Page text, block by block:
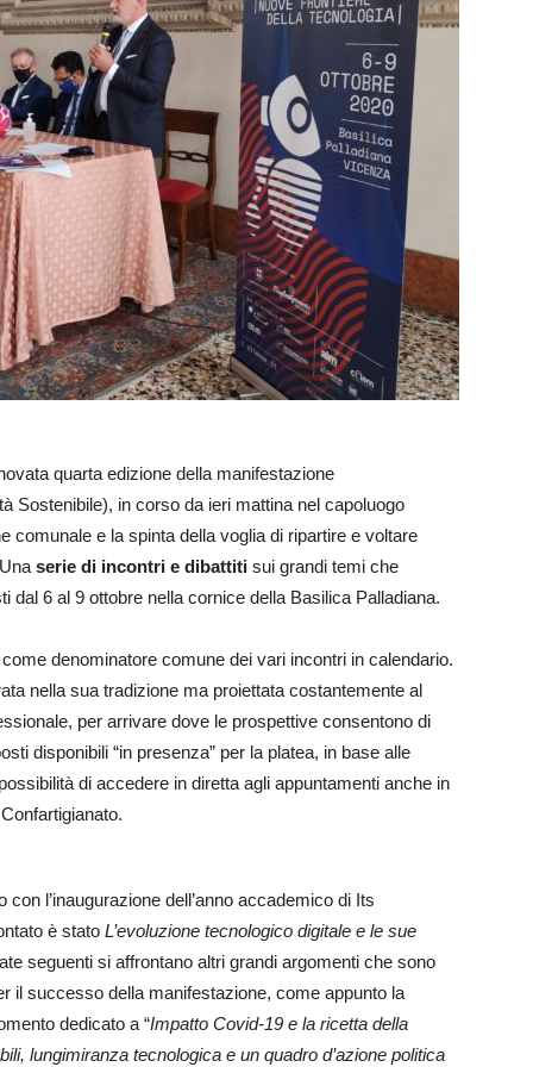
quarta edizione della manifestazione
Sostenibile), in corso da ieri mattina nel capoluogo
comunale e la spinta della voglia di ripartire e voltare
serie di incontri e dibattiti sui grandi temi che
dal 6 al 9 ottobre nella cornice della Basilica Palladiana.
denominatore comune dei vari incontri in calendario.
nella sua tradizione ma proiettata costantemente al
per arrivare dove le prospettive consentono di
disponibili “in presenza” per la platea, in base alle
di accedere in diretta agli appuntamenti anche in
l’inaugurazione dell’anno accademico di Its
è stato L’evoluzione tecnologico digitale e le sue
seguenti si affrontano altri grandi argomenti che sono
il successo della manifestazione, come appunto la
dedicato a “Impatto Covid-19 e la ricetta della
lungimiranza tecnologica e un quadro d’azione politica